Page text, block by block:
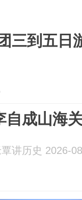
三到五日
自成山海
覃讲历史 2026-